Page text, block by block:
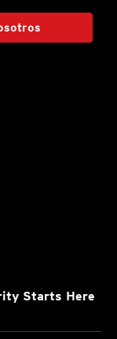
Starts Here